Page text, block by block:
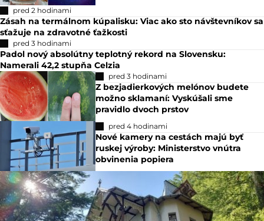
pred 2 hodinami
Zásah na termálnom kúpalisku: Viac ako sto návštevníkov sa
sťažuje na zdravotné ťažkosti
pred 3 hodinami
Padol nový absolútny teplotný rekord na Slovensku:
Namerali 42,2 stupňa Celzia
pred 3 hodinami
Z bezjadierkových melónov budete
možno sklamaní: Vyskúšali sme
pravidlo dvoch prstov
pred 4 hodinami
Nové kamery na cestách majú byť
ruskej výroby: Ministerstvo vnútra
obvinenia popiera